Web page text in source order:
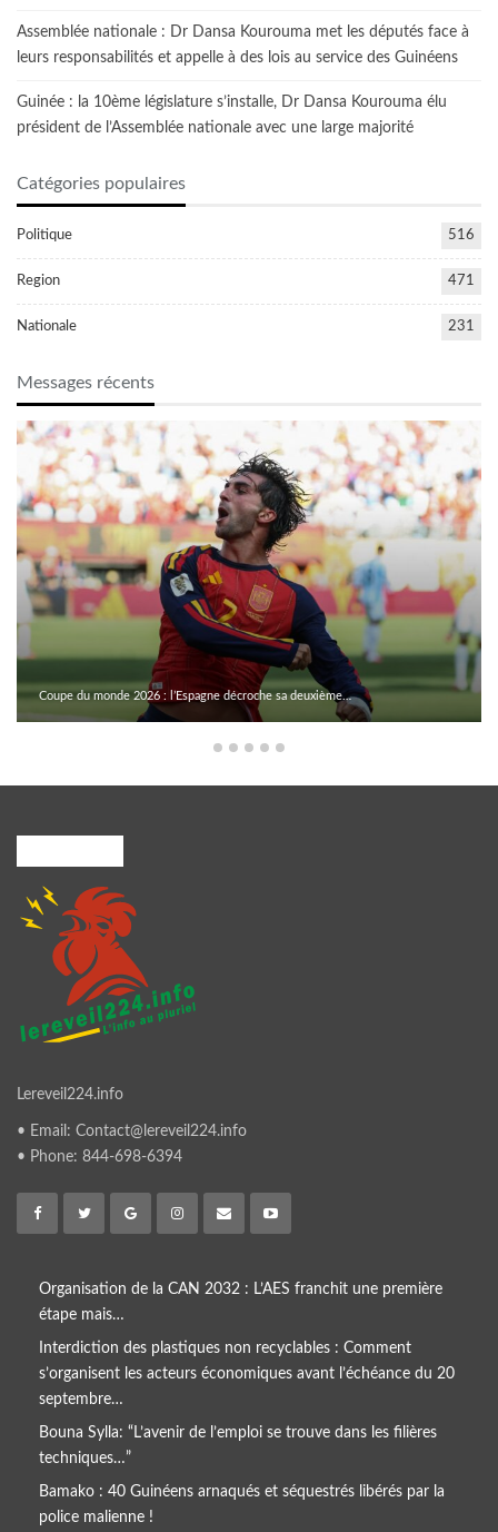
Assemblée nationale : Dr Dansa Kourouma met les députés face à
leurs responsabilités et appelle à des lois au service des Guinéens
Guinée : la 10ème législature s’installe, Dr Dansa Kourouma élu
président de l’Assemblée nationale avec une large majorité
Catégories populaires
Politique 516
Region 471
Nationale 231
Messages récents
Coupe du monde 2026 : l’Espagne décroche sa deuxième…
Lereveil224.info
• Email: Contact@lereveil224.info
• Phone: 844-698-6394
Organisation de la CAN 2032 : L’AES franchit une première
étape mais…
Interdiction des plastiques non recyclables : Comment
s’organisent les acteurs économiques avant l’échéance du 20
septembre…
Bouna Sylla: “L’avenir de l’emploi se trouve dans les filières
techniques…”
Bamako : 40 Guinéens arnaqués et séquestrés libérés par la
police malienne !